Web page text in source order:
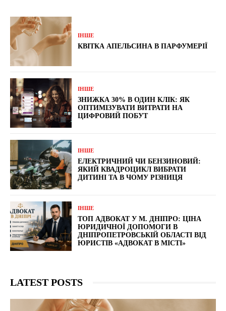
ІНШЕ
КВІТКА АПЕЛЬСИНА В ПАРФУМЕРІЇ
ІНШЕ
ЗНИЖКА 30% В ОДИН КЛІК: ЯК
ОПТИМІЗУВАТИ ВИТРАТИ НА
ЦИФРОВИЙ ПОБУТ
ІНШЕ
ЕЛЕКТРИЧНИЙ ЧИ БЕНЗИНОВИЙ:
ЯКИЙ КВАДРОЦИКЛ ВИБРАТИ
ДИТИНІ ТА В ЧОМУ РІЗНИЦЯ
ІНШЕ
ТОП АДВОКАТ У М. ДНІПРО: ЦІНА
ЮРИДИЧНОЇ ДОПОМОГИ В
ДНІПРОПЕТРОВСЬКІЙ ОБЛАСТІ ВІД
ЮРИСТІВ «АДВОКАТ В МІСТІ»
LATEST POSTS